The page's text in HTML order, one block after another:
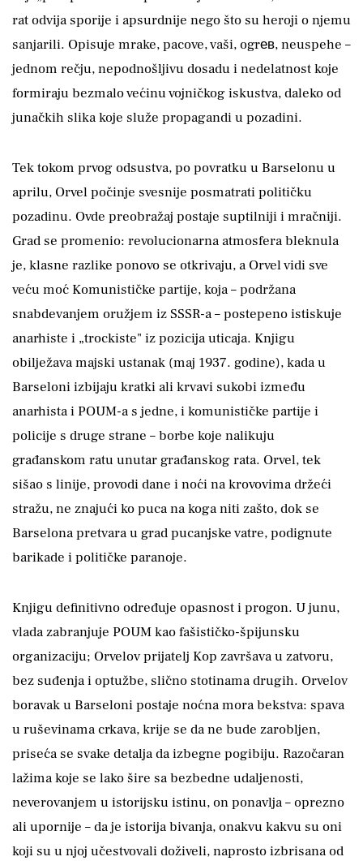
rat odvija sporije i apsurdnije nego što su heroji o njemu
sanjarili. Opisuje mrake, pacove, vaši, ogrев, neuspehe –
jednom rečju, nepodnošljivu dosadu i nedelatnost koje
formiraju bezmalo većinu vojničkog iskustva, daleko od
junačkih slika koje služe propagandi u pozadini.
Tek tokom prvog odsustva, po povratku u Barselonu u
aprilu, Orvel počinje svesnije posmatrati političku
pozadinu. Ovde preobražaj postaje suptilniji i mračniji.
Grad se promenio: revolucionarna atmosfera bleknula
je, klasne razlike ponovo se otkrivaju, a Orvel vidi sve
veću moć Komunističke partije, koja – podržana
snabdevanjem oružjem iz SSSR-a – postepeno istiskuje
anarhiste i „trockiste" iz pozicija uticaja. Knjigu
obilježava majski ustanak (maj 1937. godine), kada u
Barseloni izbijaju kratki ali krvavi sukobi između
anarhista i POUM-a s jedne, i komunističke partije i
policije s druge strane – borbe koje nalikuju
građanskom ratu unutar građanskog rata. Orvel, tek
sišao s linije, provodi dane i noći na krovovima držeći
stražu, ne znajući ko puca na koga niti zašto, dok se
Barselona pretvara u grad pucanjske vatre, podignute
barikade i političke paranoje.
Knjigu definitivno određuje opasnost i progon. U junu,
vlada zabranjuje POUM kao fašističko-špijunsku
organizaciju; Orvelov prijatelj Kop završava u zatvoru,
bez suđenja i optužbe, slično stotinama drugih. Orvelov
boravak u Barseloni postaje noćna mora bekstva: spava
u ruševinama crkava, krije se da ne bude zarobljen,
priseća se svake detalja da izbegne pogibiju. Razočaran
lažima koje se lako šire sa bezbedne udaljenosti,
neverovanjem u istorijsku istinu, on ponavlja – oprezno
ali upornije – da je istorija bivanja, onakvu kakvu su oni
koji su u njoj učestvovali doživeli, naprosto izbrisana od